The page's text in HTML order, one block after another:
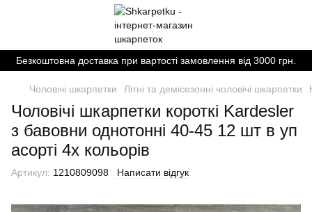
Безкоштовна доставка при вартості замовлення від 3000 грн.
Чоловічі шкарпетки Літні та демісезонні чоловічі шкарпетки
Чоловічі шкарпетки короткі Kardesler
з бавовни однотонні 40-45 12 шт в уп
асорті 4х кольорів
Артикул: 1210809098 Написати відгук